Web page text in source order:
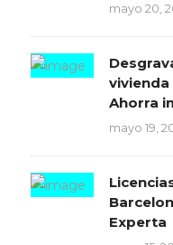
mayo 20,
Ahorra
mayo 19,
Experta